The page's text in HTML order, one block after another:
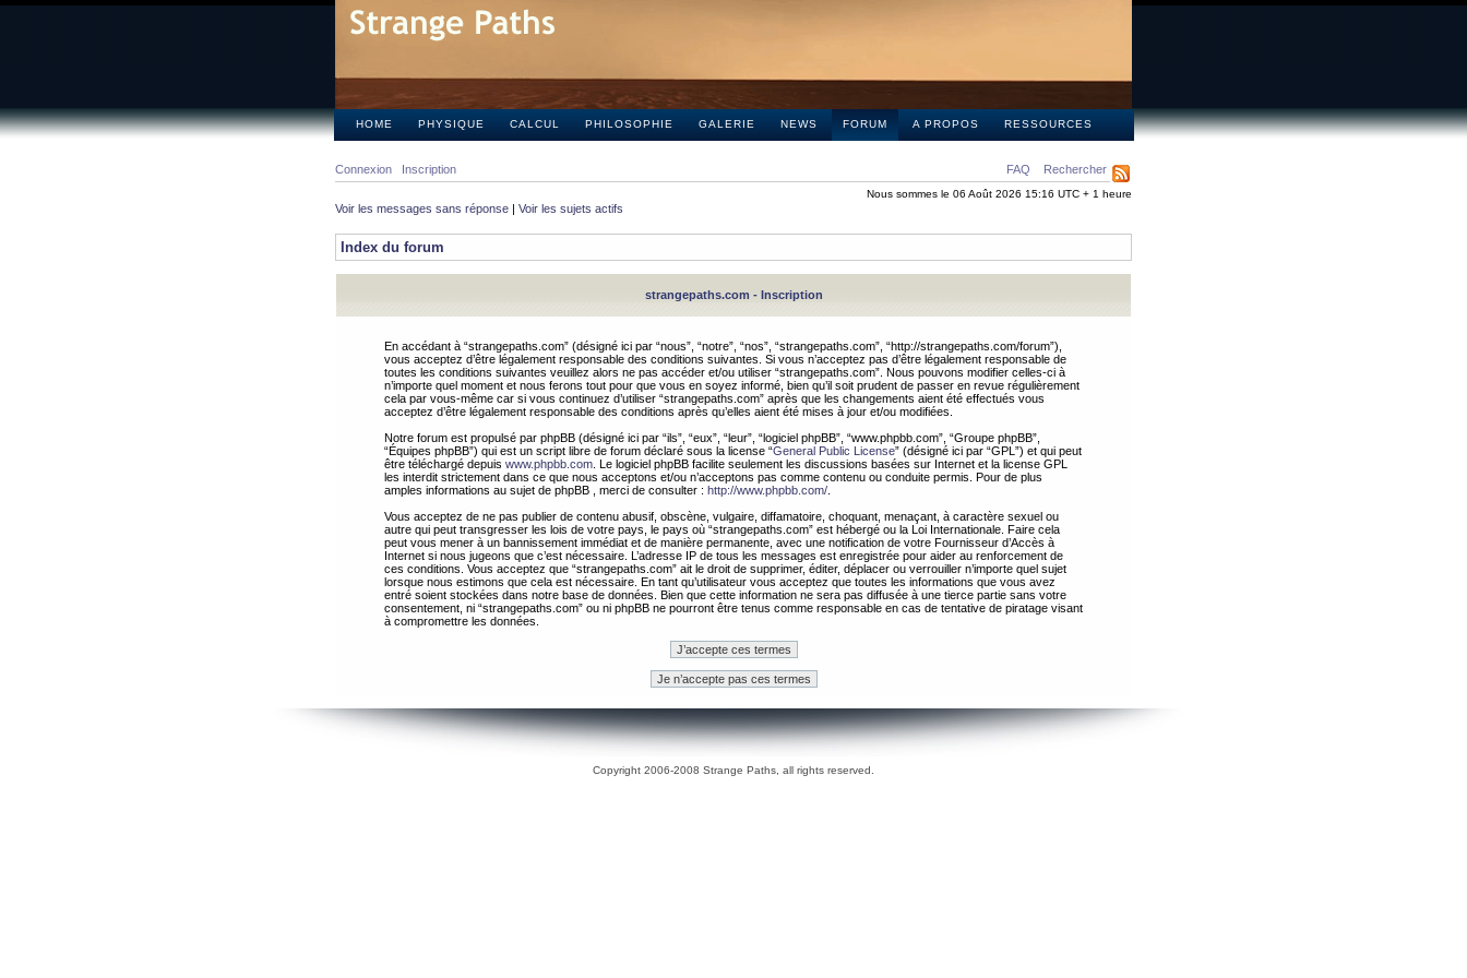
HOME PHYSIQUE CALCUL PHILOSOPHIE GALERIE NEWS FORUM A PROPOS RESSOURCES
FAQ Rechercher
Connexion Inscription
Nous sommes le 06 Août 2026 15:16 UTC + 1 heure
Voir les messages sans réponse | Voir les sujets actifs
Index du forum
strangepaths.com - Inscription
En accédant à “strangepaths.com” (désigné ici par “nous”, “notre”, “nos”, “strangepaths.com”, “http://strangepaths.com/forum”),
vous acceptez d’être légalement responsable des conditions suivantes. Si vous n’acceptez pas d’être légalement responsable de
toutes les conditions suivantes veuillez alors ne pas accéder et/ou utiliser “strangepaths.com”. Nous pouvons modifier celles-ci à
n’importe quel moment et nous ferons tout pour que vous en soyez informé, bien qu’il soit prudent de passer en revue régulièrement
cela par vous-même car si vous continuez d’utiliser “strangepaths.com” après que les changements aient été effectués vous
acceptez d’être légalement responsable des conditions après qu’elles aient été mises à jour et/ou modifiées.
Notre forum est propulsé par phpBB (désigné ici par “ils”, “eux”, “leur”, “logiciel phpBB”, “www.phpbb.com”, “Groupe phpBB”,
“Équipes phpBB”) qui est un script libre de forum déclaré sous la license “General Public License” (désigné ici par “GPL”) et qui peut
être téléchargé depuis www.phpbb.com . Le logiciel phpBB facilite seulement les discussions basées sur Internet et la license GPL
les interdit strictement dans ce que nous acceptons et/ou n’acceptons pas comme contenu ou conduite permis. Pour de plus
amples informations au sujet de phpBB , merci de consulter : http://www.phpbb.com/
Vous acceptez de ne pas publier de contenu abusif, obscène, vulgaire, diffamatoire, choquant, menaçant, à caractère sexuel ou
autre qui peut transgresser les lois de votre pays, le pays où “strangepaths.com” est hébergé ou la Loi Internationale. Faire cela
peut vous mener à un bannissement immédiat et de manière permanente, avec une notification de votre Fournisseur d’Accès à
Internet si nous jugeons que c’est nécessaire. L’adresse IP de tous les messages est enregistrée pour aider au renforcement de
ces conditions. Vous acceptez que “strangepaths.com” ait le droit de supprimer, éditer, déplacer ou verrouiller n’importe quel sujet
lorsque nous estimons que cela est nécessaire. En tant qu’utilisateur vous acceptez que toutes les informations que vous avez
entré soient stockées dans notre base de données. Bien que cette information ne sera pas diffusée à une tierce partie sans votre
consentement, ni “strangepaths.com” ou ni phpBB ne pourront être tenus comme responsable en cas de tentative de piratage visant
à compromettre les données.
Copyright 2006-2008 Strange Paths, all rights reserved.